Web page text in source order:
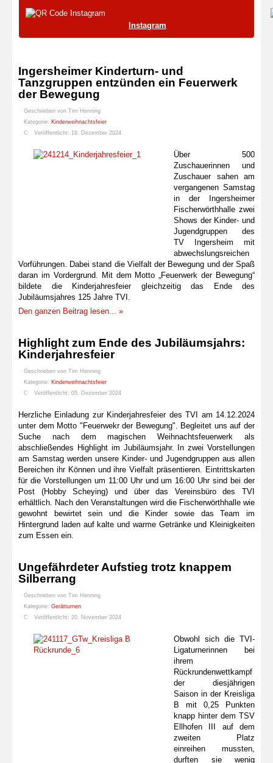
Instagram
Ingersheimer Kinderturn- und
Tanzgruppen entzünden ein Feuerwerk
der Bewegung
Geschrieben von Tim Henning
Kategorie: Kinderweihnachtsfeier
Veröffentlicht: 19. Dezember 2024
Über 500
Zuschauerinnen und
Zuschauer sahen am
vergangenen Samstag
in der Ingersheimer
Fischerwörthhalle zwei
Shows der Kinder- und
Jugendgruppen des
TV Ingersheim mit
abwechslungsreichen
Vorführungen. Dabei stand die Vielfalt der Bewegung und der Spaß
daran im Vordergrund. Mit dem Motto „Feuerwerk der Bewegung“
bildete die Kinderjahresfeier gleichzeitig das Ende des
Jubiläumsjahres 125 Jahre TVI.
Den ganzen Beitrag lesen... »
Highlight zum Ende des Jubiläumsjahrs:
Kinderjahresfeier
Geschrieben von Tim Henning
Kategorie: Kinderweihnachtsfeier
Veröffentlicht: 05. Dezember 2024
Herzliche Einladung zur Kinderjahresfeier des TVI am 14.12.2024
unter dem Motto "Feuerwekr der Bewegung". Begleitet uns auf der
Suche nach dem magischen Weihnachtsfeuerwerk als
abschließendes Highlight im Jubiläumsjahr. In zwei Vorstellungen
am Samstag werden unsere Kinder- und Jugendgruppen aus allen
Bereichen ihr Können und ihre Vielfalt präsentieren. Eintrittskarten
für die Vorstellungen um 11:00 Uhr und um 16:00 Uhr sind bei der
Post (Hobby Scheying) und über das Vereinsbüro des TVI
erhältlich. Nach den Veranstaltungen wird die Fischerwörthhalle wie
gewohnt bewirtet sein und die Kinder sowie das Team im
Hintergrund laden auf kalte und warme Getränke und Kleinigkeiten
zum Essen ein.
Ungefährdeter Aufstieg trotz knappem
Silberrang
Geschrieben von Tim Henning
Kategorie: Gerätturnen
Veröffentlicht: 20. November 2024
Obwohl sich die TVI-
Ligaturnerinnen bei
ihrem
Rückrundenwettkampf
der diesjährigen
Saison in der Kreisliga
B mit 0,25 Punkten
knapp hinter dem TSV
Ellhofen III auf dem
zweiten Platz
einreihen mussten,
durften sie wenig